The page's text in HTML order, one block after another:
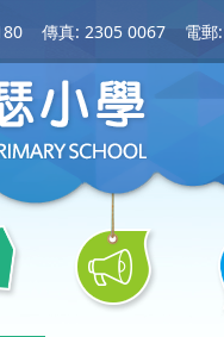
傳真: 2305 0067 電郵: